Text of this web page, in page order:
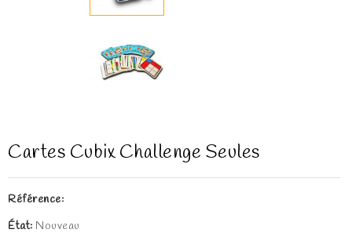
Cartes Cubix Challenge Seules
Référence:
État: Nouveau